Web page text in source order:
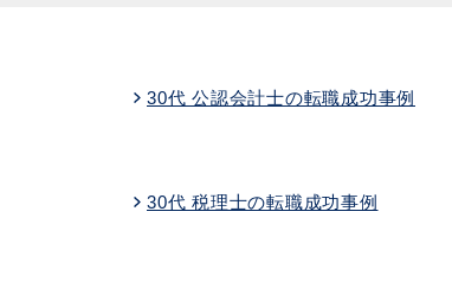
30代 公認会計士の転職成功事例
30代 税理士の転職成功事例